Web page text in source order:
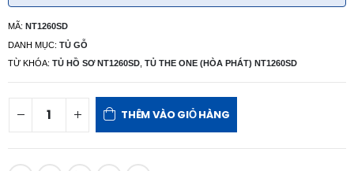
MÃ: NT1260SD
DANH MỤC: TỦ GỖ
TỪ KHÓA: TỦ HỒ SƠ NT1260SD TỦ THE ONE (HÒA PHÁT) NT1260SD
THÊM VÀO GIỎ HÀNG